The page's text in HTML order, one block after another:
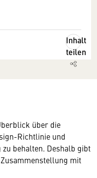
Inhalt
teilen
über die
Richtlinie und
behalten. Deshalb gibt
Zusammenstellung mit